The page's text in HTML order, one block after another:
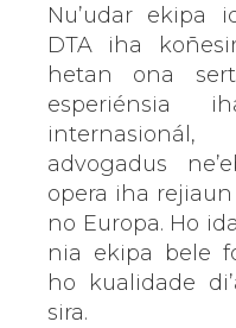
Nu’udar ekipa
DTA iha
hetan ona
esperiénsia
advogadus
opera iha
no Europa. Ho
nia ekipa bele
ho kualidade
sira.